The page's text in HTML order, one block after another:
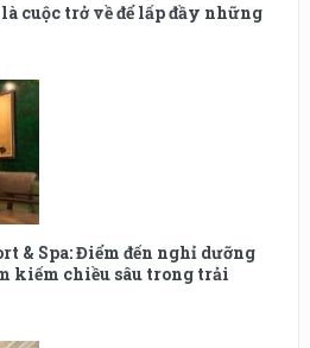
cuộc trở về để lấp đầy những
& Spa: Điểm đến nghỉ dưỡng
kiếm chiều sâu trong trải